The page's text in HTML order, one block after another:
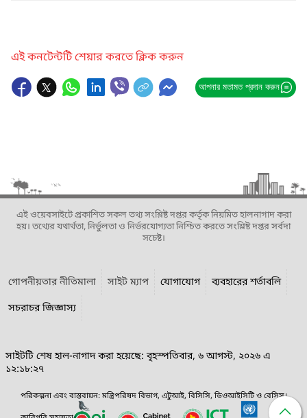
এই কনটেন্টটি শেয়ার করতে ক্লিক করুন
আপনার মতামত প্রদান করুন
এই ওয়েবসাইটে প্রকাশিত সকল তথ্য সংশ্লিষ্ট দপ্তর কর্তৃক নিয়মিত হালনাগাদ করা
হয়। তথ্যের যথার্থতা, নির্ভুলতা ও নির্ভরযোগ্যতা নিশ্চিত করতে সংশ্লিষ্ট দপ্তর সর্বদা
সচেষ্ট।
গোপনীয়তার নীতিমালা সাইট ম্যাপ যোগাযোগ
ব্যবহারের শর্তাবলি
সচরাচর জিজ্ঞাস্য
সাইটটি শেষ হাল-নাগাদ করা হয়েছে: বৃহস্পতিবার, ৬ আগস্ট, ২০২৬ এ
১২:১৮:২৭
পরিকল্পনা এবং বাস্তবায়ন: মন্ত্রিপরিষদ বিভাগ, এটুআই, বিসিসি, ডিওআইসিটি ও বেসিস।